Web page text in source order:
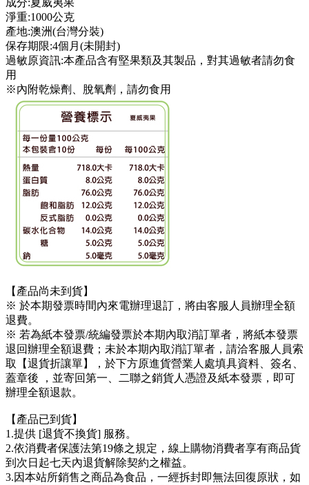
成分:夏威夷果
淨重:1000公克
產地:澳洲(台灣分裝)
保存期限:4個月(未開封)
過敏原資訊:本產品含有堅果類及其製品，對其過敏者請勿食
用
※內附乾燥劑、脫氧劑，請勿食用
【產品尚未到貨】
※ 於本期發票時間內來電辦理退訂，將由客服人員辦理全額
退費。
※ 若為紙本發票/統編發票於本期內取消訂單者，將紙本發票
退回辦理全額退費；未於本期內取消訂單者，請洽客服人員索
取【退貨折讓單】，於下方原進貨營業人處填具資料、簽名、
蓋章後 ，並寄回第一、二聯之銷貨人憑證及紙本發票，即可
辦理全額退款。
【產品已到貨】
1.提供 [退貨不換貨] 服務。
2.依消費者保護法第19條之規定，線上購物消費者享有商品貨
到次日起七天內退貨解除契約之權益。
3.因本站所銷售之商品為食品，一經拆封即無法回復原狀，如